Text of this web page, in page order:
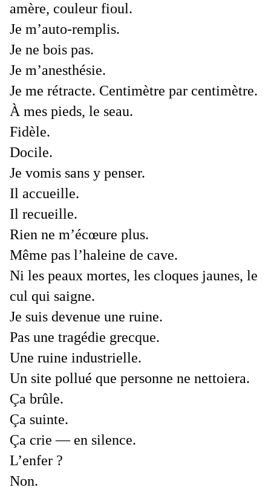
amère, couleur fioul.
Je m’auto-remplis.
Je ne bois pas.
Je m’anesthésie.
Je me rétracte. Centimètre par centimètre.
À mes pieds, le seau.
Fidèle.
Docile.
Je vomis sans y penser.
Il accueille.
Il recueille.
Rien ne m’écœure plus.
Même pas l’haleine de cave.
Ni les peaux mortes, les cloques jaunes, le
cul qui saigne.
Je suis devenue une ruine.
Pas une tragédie grecque.
Une ruine industrielle.
Un site pollué que personne ne nettoiera.
Ça brûle.
Ça suinte.
Ça crie — en silence.
L’enfer ?
Non.